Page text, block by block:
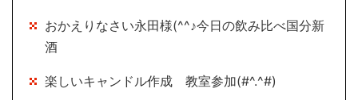
おかえりなさい永田様(^^♪今日の飲み比べ国分新
酒
楽しいキャンドル作成 教室参加(#^.^#)